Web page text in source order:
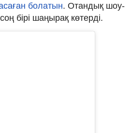
болатын. Отандық шоу-
бірі шаңырақ көтерді.